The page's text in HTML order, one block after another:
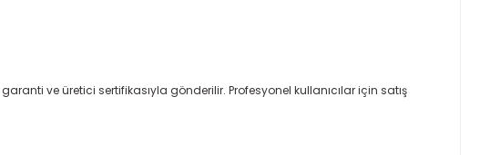
ve üretici sertifikasıyla gönderilir. Profesyonel kullanıcılar için satış